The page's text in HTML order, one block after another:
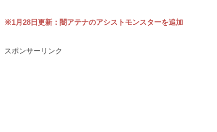
※1月28日更新：闇アテナのアシストモンスターを追加
スポンサーリンク